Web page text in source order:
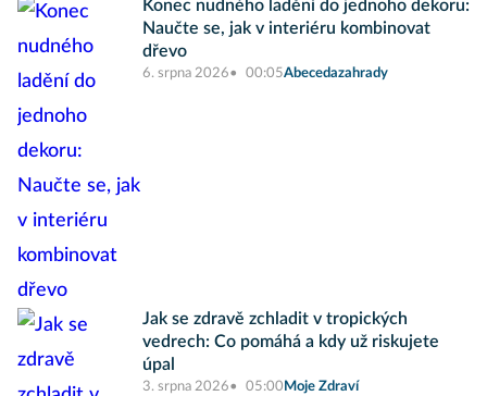
Konec nudného ladění do jednoho dekoru:
Naučte se, jak v interiéru kombinovat
dřevo
6. srpna 2026 00:05Abecedazahrady
Jak se zdravě zchladit v tropických
vedrech: Co pomáhá a kdy už riskujete
úpal
3. srpna 2026 05:00 Moje Zdraví